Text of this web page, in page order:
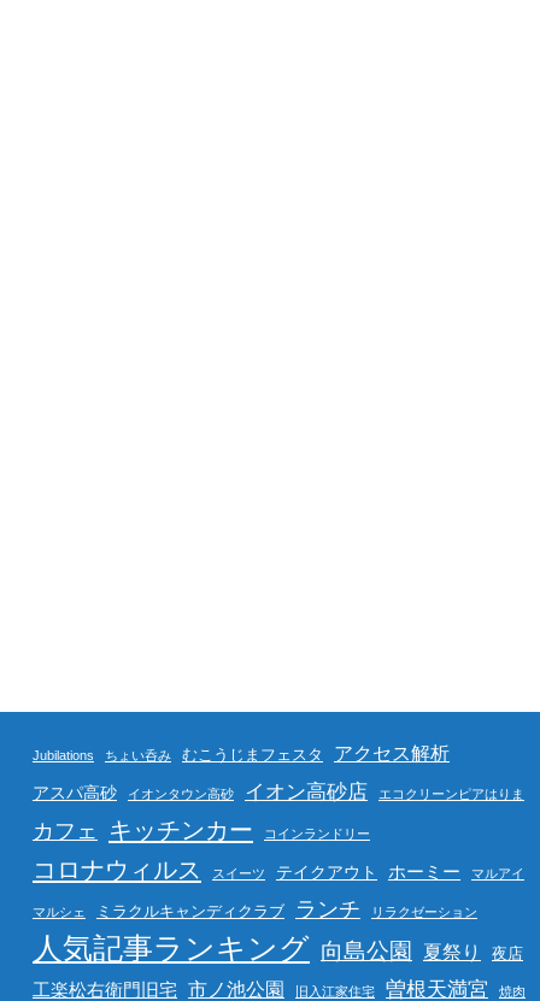
Jubilations ちょい呑み むこうじまフェスタ アクセス解析
アスパ高砂 イオンタウン高砂 イオン高砂店 エコクリーンピアはりま
カフェ キッチンカー コインランドリー
コロナウィルス スイーツ テイクアウト ホーミー マルアイ
マルシェ ミラクルキャンディクラブ ランチ リラクゼーション
人気記事ランキング 向島公園 夏祭り 夜店
工楽松右衛門旧宅 市ノ池公園 旧入江家住宅 曽根天満宮 焼肉